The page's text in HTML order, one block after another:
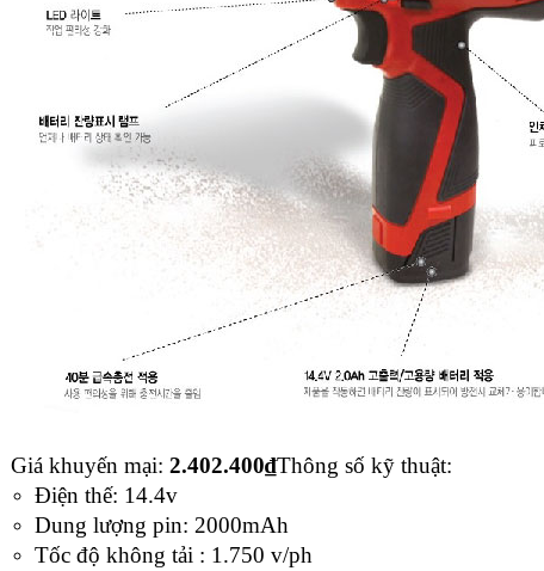
Giá khuyến mại: 2.402.400₫Thông số kỹ thuật:
Điện thế: 14.4v
Dung lượng pin: 2000mAh
Tốc độ không tải : 1.750 v/ph